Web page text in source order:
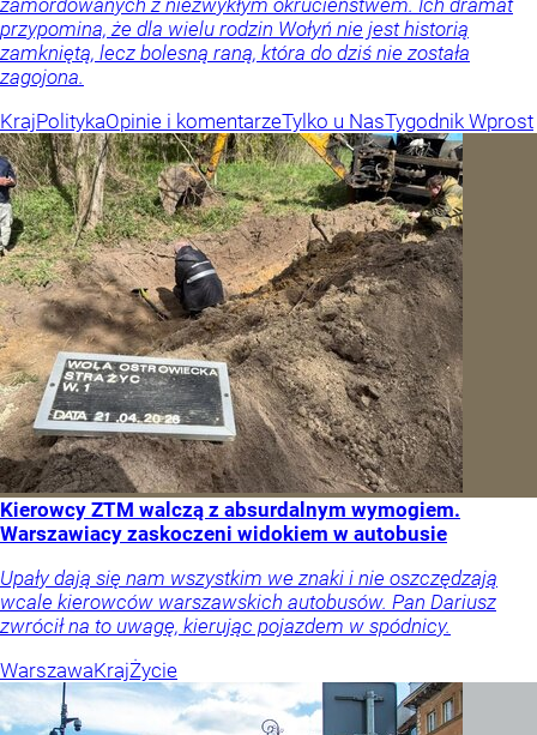
zamordowanych z niezwykłym okrucieństwem. Ich dramat
przypomina, że dla wielu rodzin Wołyń nie jest historią
zamkniętą, lecz bolesną raną, która do dziś nie została
zagojona.
KrajPolitykaOpinie i komentarzeTylko u NasTygodnik Wprost
Kierowcy ZTM walczą z absurdalnym wymogiem.
Warszawiacy zaskoczeni widokiem w autobusie
Upały dają się nam wszystkim we znaki i nie oszczędzają
wcale kierowców warszawskich autobusów. Pan Dariusz
zwrócił na to uwagę, kierując pojazdem w spódnicy.
WarszawaKrajŻycie